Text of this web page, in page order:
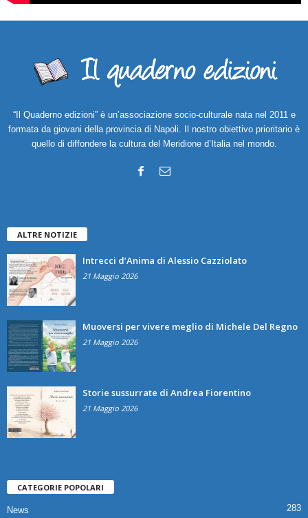
“Il Quaderno edizioni” è un’associazione socio-culturale nata nel 2011 e
formata da giovani della provincia di Napoli. Il nostro obiettivo prioritario è
quello di diffondere la cultura del Meridione d’Italia nel mondo.
ALTRE NOTIZIE
Intrecci d’Anima di Alessio Cazziolato
21 Maggio 2026
Muoversi per vivere meglio di Michele Del Regno
21 Maggio 2026
Storie sussurrate di Andrea Fiorentino
21 Maggio 2026
CATEGORIE POPOLARI
News 283